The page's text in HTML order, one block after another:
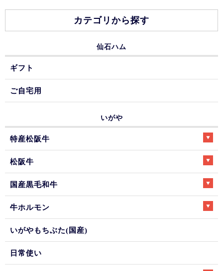
カテゴリから探す
仙石ハム
ギフト
ご自宅用
いがや
特産松阪牛
松阪牛
国産黒毛和牛
牛ホルモン
いがやもちぶた(国産)
日常使い